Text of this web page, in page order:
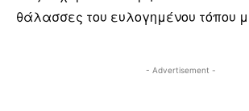
θάλασσες του ευλογημένου τόπου
- Advertisement -